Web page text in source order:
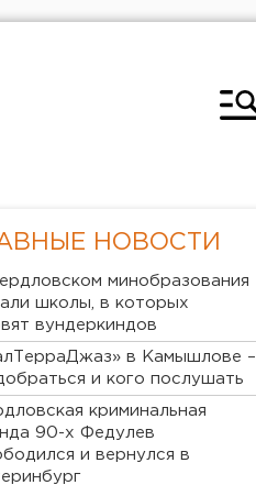
НОВОСТИ
минобразования
школы, в которых
вундеркиндов
в Камышлове –
и кого послушать
криминальная
90-х Федулев
и вернулся в